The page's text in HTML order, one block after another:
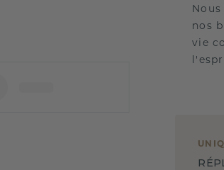
nos
vie